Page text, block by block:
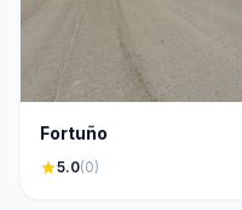
Fortuño
star5.0(0)